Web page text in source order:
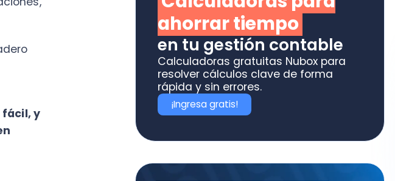
¡Ingresa gratis!
Cotiza los software
Nubox ideal para tu
PYME o estudio contable
Factura y Admnistración,
Control de Asistencia.